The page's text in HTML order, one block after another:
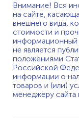
Внимание! Вся
на сайте,
внешнего вида,
стоимости и
информационный
не является
положениями
Российской
информации о
товаров и (или)
менеджеру сайта